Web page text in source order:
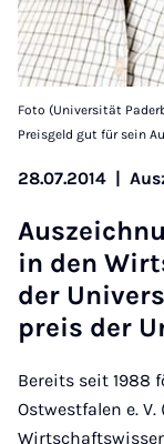
Foto (Universität
Preisgeld gut für sein
28.07.2014
in den
der
preis der
Bereits seit 1988
Ostwestfalen e.